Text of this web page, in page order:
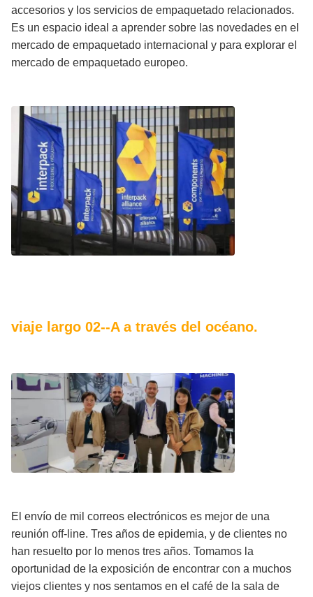
accesorios y los servicios de empaquetado relacionados.
Es un espacio ideal a aprender sobre las novedades en el
mercado de empaquetado internacional y para explorar el
mercado de empaquetado europeo.
viaje largo 02--A a través del océano.
El envío de mil correos electrónicos es mejor de una
reunión off-line. Tres años de epidemia, y de clientes no
han resuelto por lo menos tres años. Tomamos la
oportunidad de la exposición de encontrar con a muchos
viejos clientes y nos sentamos en el café de la sala de